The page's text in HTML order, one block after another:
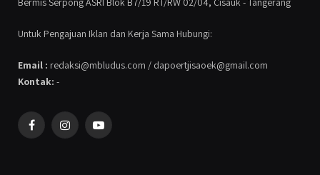
Untuk Pengajuan Iklan dan Kerja Sama Hubungi:
Email : redaksi@mbludus.com / dapoertjisaoek@gmail.com
Kontak: -
FacebookInstagramYouTube